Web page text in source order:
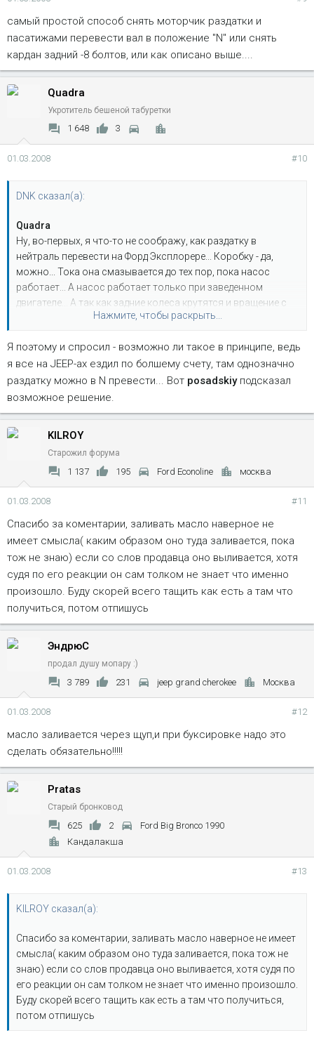
самый простой способ снять моторчик раздатки и
пасатижами перевести вал в положение "N" или снять
кардан задний -8 болтов, или как описано выше....
Quadra
Укротитель бешеной табуретки
1 648 3
01.03.2008 #10
DNK сказал(а):
Quadra
Ну, во-первых, я что-то не соображу, как раздатку в
нейтраль перевести на Форд Эксплорере... Коробку - да,
можно... Тока она смазывается до тех пор, пока насос
работает... А насос работает только при заведенном
двигателе... А так как задние колеса крутятся и вращение с
них на коробку передается по-любому (раздатка-то не в
так думаю... И мои мысли подтверждают сервисмены по
коробкам...
Нажмите, чтобы раскрыть...
Я поэтому и спросил - возможно ли такое в принципе, ведь
я все на JEEP-ах ездил по болшему счету, там однозначно
раздатку можно в N превести... Вот posadskiyподсказал
возможное решение.
KILROY
Старожил форума
1 137 195 Ford Econoline москва
01.03.2008 #11
Спасибо за коментарии, заливать масло наверное не
имеет смысла( каким образом оно туда заливается, пока
тож не знаю) если со слов продавца оно выливается, хотя
судя по его реакции он сам толком не знает что именно
произошло. Буду скорей всего тащить как есть а там что
получиться, потом отпишусь
ЭндрюС
продал душу мопару :)
3 789 231 jeep grand cherokee Москва
01.03.2008 #12
масло заливается через щуп,и при буксировке надо это
сделать обязательно!!!!!
Pratas
Старый бронковод
625 2
Ford Big Bronco 1990
Кандалакша
01.03.2008 #13
KILROY сказал(а):
Спасибо за коментарии, заливать масло наверное не имеет
смысла( каким образом оно туда заливается, пока тож не
знаю) если со слов продавца оно выливается, хотя судя по
его реакции он сам толком не знает что именно произошло.
Буду скорей всего тащить как есть а там что получиться,
потом отпишусь